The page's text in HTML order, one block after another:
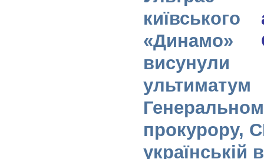
київського
«Динамо»
висунули
ультиматум
прокурору,
українській